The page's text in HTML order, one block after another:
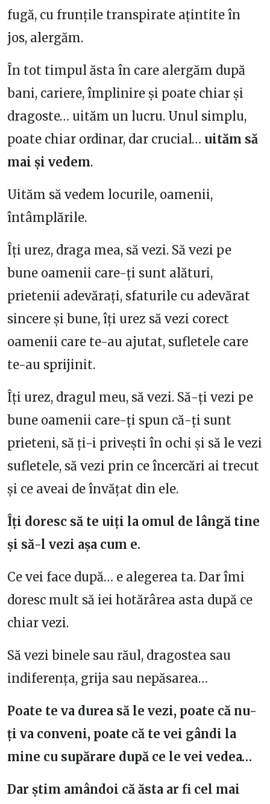
fugă, cu frunțile transpirate ațintite în
jos, alergăm.
În tot timpul ăsta în care alergăm după
bani, cariere, împlinire și poate chiar și
dragoste… uităm un lucru. Unul simplu,
poate chiar ordinar, dar crucial… uităm să
mai și vedem.
Uităm să vedem locurile, oamenii,
întâmplările.
Îți urez, draga mea, să vezi. Să vezi pe
bune oamenii care-ți sunt alături,
prietenii adevărați, sfaturile cu adevărat
sincere și bune, îți urez să vezi corect
oamenii care te-au ajutat, sufletele care
te-au sprijinit.
Îți urez, dragul meu, să vezi. Să-ți vezi pe
bune oamenii care-ți spun că-ți sunt
prieteni, să ți-i privești în ochi și să le vezi
sufletele, să vezi prin ce încercări ai trecut
și ce aveai de învățat din ele.
Îți doresc să te uiți la omul de lângă tine
și să-l vezi așa cum e.
Ce vei face după… e alegerea ta. Dar îmi
doresc mult să iei hotărârea asta după ce
chiar vezi.
Să vezi binele sau răul, dragostea sau
indiferența, grija sau nepăsarea…
Poate te va durea să le vezi, poate că nu-
ți va conveni, poate că te vei gândi la
mine cu supărare după ce le vei vedea…
Dar știm amândoi că ăsta ar fi cel mai